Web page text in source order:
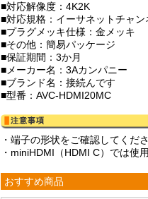
■対応解像度：4K2K
■対応規格：イーサネットチャ
■プラグメッキ仕様：金メッキ
■その他：簡易パッケージ
■保証期間：3か月
■メーカー名：3Aカンパニー
■ブランド名：接続んです
■型番：AVC-HDMI20MC
・端子の形状をご確認してくだ
・miniHDMI（HDMI C）では使
おすすめ商品